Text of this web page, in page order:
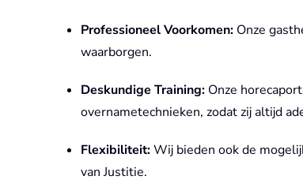
Professioneel Voorkomen: Onze
waarborgen.
Deskundige Training: Onze
overnametechnieken, zodat zij altijd
Flexibiliteit:Wij bieden ook de
van Justitie.